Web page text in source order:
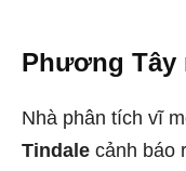
Phương Tây
Nhà phân tích vĩ
Tindale cảnh báo